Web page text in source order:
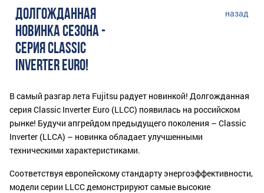
ДОЛГОЖДАННАЯ
НОВИНКА СЕЗОНА -
СЕРИЯ CLASSIC
INVERTER EURO!
назад
В самый разгар лета Fujitsu радует новинкой! Долгожданная
серия Classic Inverter Euro (LLCC) появилась на российском
рынке! Будучи апгрейдом предыдущего поколения – Classic
Inverter (LLCA) – новинка обладает улучшенными
техническими характеристиками.
Соответствуя европейскому стандарту энергоэффективности,
модели серии LLCC демонстрируют самые высокие